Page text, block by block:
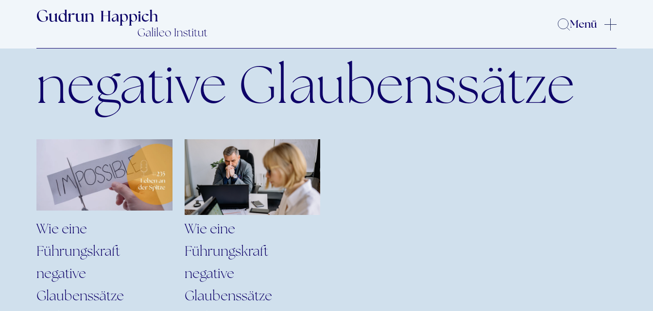
Menü
negative Glaubenssätze
Wie eine
Führungskraft
negative
Glaubenssätze
Wie eine
Führungskraft
negative
Glaubenssätze